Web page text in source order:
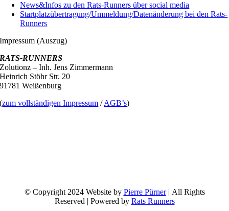
News&Infos zu den Rats-Runners über social media
Startplatzübertragung/Ummeldung/Datenänderung bei den Rats-
Runners
Impressum (Auszug)
RATS-RUNNERS
Zolutionz – Inh. Jens Zimmermann
Heinrich Stöhr Str. 20
91781 Weißenburg
(zum vollständigen Impressum /AGB’s)
© Copyright 2024 Website by Pierre Pürner| All Rights
Reserved | Powered by Rats Runners